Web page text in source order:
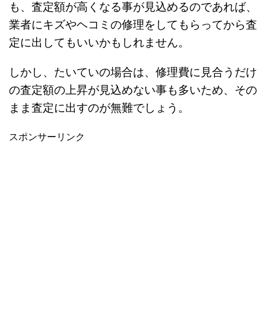
も、査定額が高くなる事が見込めるのであれば、
業者にキズやヘコミの修理をしてもらってから査
定に出してもいいかもしれません。
しかし、たいていの場合は、修理費に見合うだけ
の査定額の上昇が見込めない事も多いため、その
まま査定に出すのが無難でしょう。
スポンサーリンク